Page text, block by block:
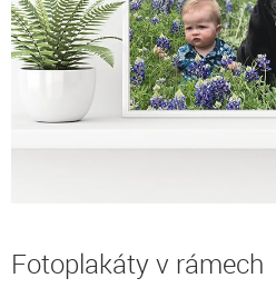
Fotoplakáty v rámech